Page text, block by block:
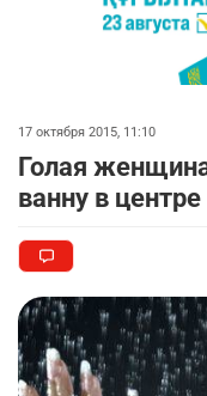
17 октября 2015, 11:10
Голая
ванну в